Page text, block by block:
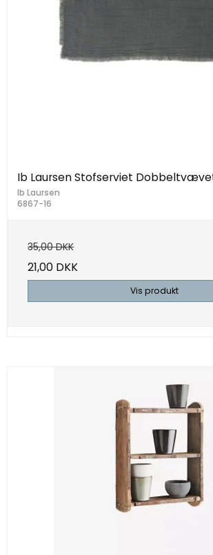
Ib Laursen Stofserviet
Ib Laursen
6867-16
35,00 DKK
21,00 DKK
Vis produkt